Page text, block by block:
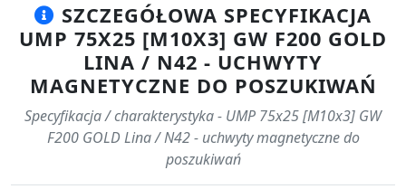
SZCZEGÓŁOWA SPECYFIKACJA
UMP 75X25 [M10X3] GW F200 GOLD
LINA / N42 - UCHWYTY
MAGNETYCZNE DO POSZUKIWAŃ
Specyfikacja / charakterystyka - UMP 75x25 [M10x3] GW
F200 GOLD Lina / N42 - uchwyty magnetyczne do
poszukiwań